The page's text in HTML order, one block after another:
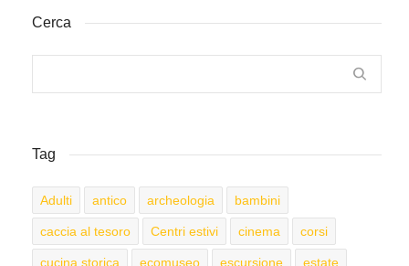
Cerca
Tag
Adulti antico archeologia bambini
caccia al tesoro Centri estivi cinema corsi
cucina storica ecomuseo escursione estate